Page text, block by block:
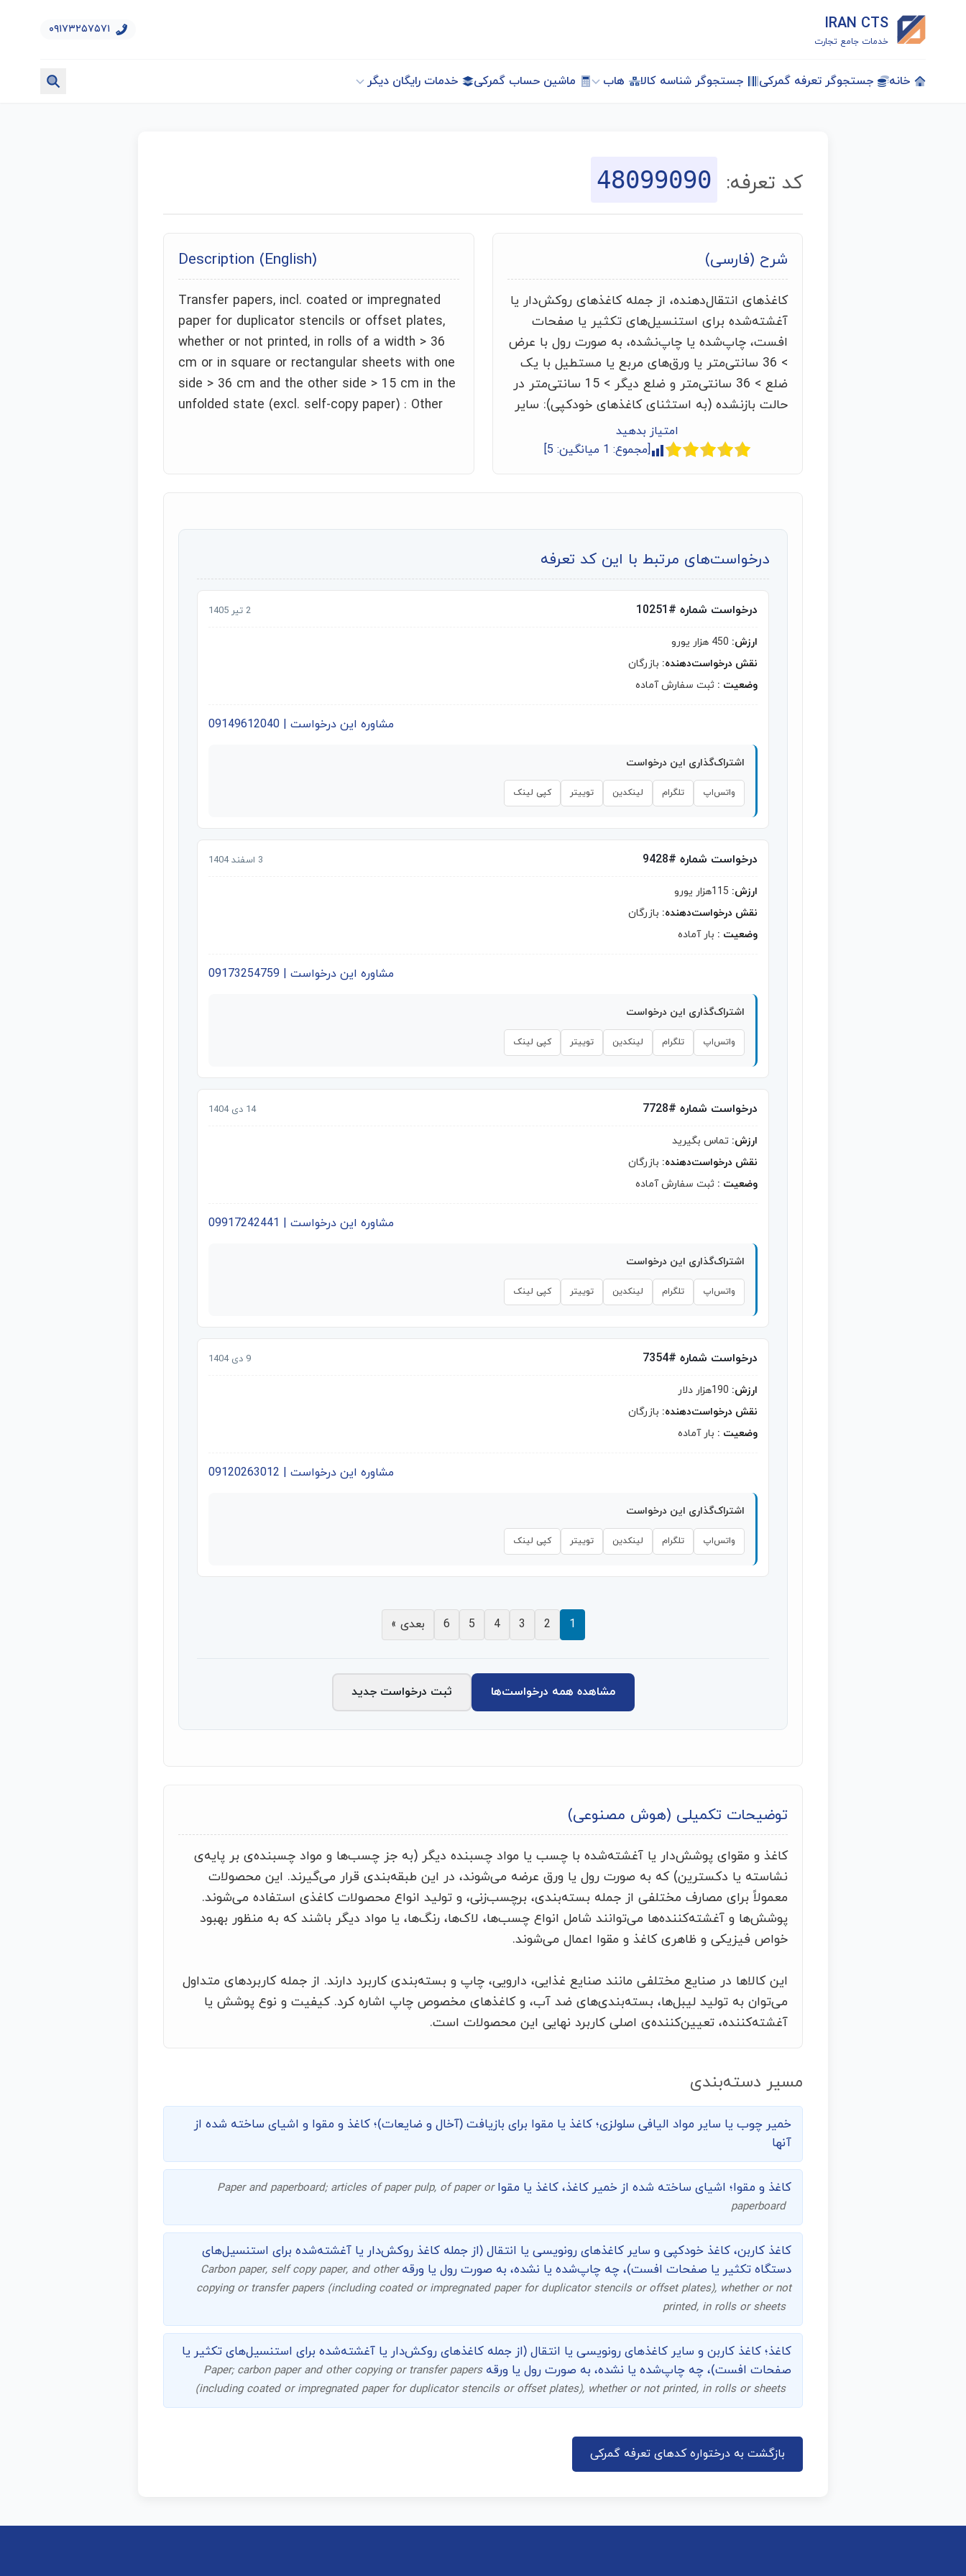
IRAN CTS
خدمات جامع تجارت
۰۹۱۷۳۲۵۷۵۷۱
خانه جستجوگر تعرفه گمرکی جستجوگر شناسه کالا هاب ماشین حساب گمرکی خدمات رایگان دیگر
کد تعرفه: 48099090
شرح (فارسی)
کاغذهای انتقال‌دهنده، از جمله کاغذهای روکش‌دار یا
آغشته‌شده برای استنسیل‌های تکثیر یا صفحات
افست، چاپ‌شده یا چاپ‌نشده، به صورت رول با عرض
> 36 سانتی‌متر یا ورق‌های مربع یا مستطیل با یک
ضلع > 36 سانتی‌متر و ضلع دیگر > 15 سانتی‌متر در
حالت بازنشده (به استثنای کاغذهای خودکپی): سایر
امتیاز بدهید
[مجموع: 1 میانگین: 5
]
Description (English)
Transfer papers, incl. coated or impregnated
paper for duplicator stencils or offset plates,
whether or not printed, in rolls of a width > 36
cm or in square or rectangular sheets with one
side > 36 cm and the other side > 15 cm in the
unfolded state (excl. self-copy paper) : Other
درخواست‌های مرتبط با این کد تعرفه
درخواست شماره #10251 2 تیر 1405
ارزش:
نقش درخواست‌دهنده: بازرگان
وضعیت : ثبت سفارش آماده
مشاوره این درخواست | 09149612040
اشتراک‌گذاری این درخواست
واتس‌اپ تلگرام لینکدین توییتر کپی لینک
درخواست شماره #9428 3 اسفند 1404
ارزش:
نقش درخواست‌دهنده: بازرگان
وضعیت : بار آماده
مشاوره این درخواست | 09173254759
اشتراک‌گذاری این درخواست
واتس‌اپ تلگرام لینکدین توییتر کپی لینک
درخواست شماره #7728 14 دی 1404
ارزش: تماس بگیرید
نقش درخواست‌دهنده: بازرگان
وضعیت : ثبت سفارش آماده
مشاوره این درخواست | 09917242441
اشتراک‌گذاری این درخواست
واتس‌اپ تلگرام لینکدین توییتر کپی لینک
درخواست شماره #7354 9 دی 1404
ارزش:
نقش درخواست‌دهنده: بازرگان
وضعیت : بار آماده
مشاوره این درخواست | 09120263012
اشتراک‌گذاری این درخواست
واتس‌اپ تلگرام لینکدین توییتر کپی لینک
1
2
3
4
5
6 بعدی »
مشاهده همه درخواست‌ها ثبت درخواست جدید
توضیحات تکمیلی (هوش مصنوعی)
کاغذ و مقوای پوشش‌دار یا آغشته‌شده با چسب یا مواد چسبنده دیگر (به جز چسب‌ها و مواد چسبنده‌ی بر پایه‌ی
نشاسته یا دکسترین) که به صورت رول یا ورق عرضه می‌شوند، در این طبقه‌بندی قرار می‌گیرند. این محصولات
معمولاً برای مصارف مختلفی از جمله بسته‌بندی، برچسب‌زنی، و تولید انواع محصولات کاغذی استفاده می‌شوند.
پوشش‌ها و آغشته‌کننده‌ها می‌توانند شامل انواع چسب‌ها، لاک‌ها، رنگ‌ها، یا مواد دیگر باشند که به منظور بهبود
خواص فیزیکی و ظاهری کاغذ و مقوا اعمال می‌شوند.
این کالاها در صنایع مختلفی مانند صنایع غذایی، دارویی، چاپ و بسته‌بندی کاربرد دارند. از جمله کاربردهای متداول
می‌توان به تولید لیبل‌ها، بسته‌بندی‌های ضد آب، و کاغذهای مخصوص چاپ اشاره کرد. کیفیت و نوع پوشش یا
آغشته‌کننده، تعیین‌کننده‌ی اصلی کاربرد نهایی این محصولات است.
مسیر دسته‌بندی
خمیر چوب یا سایر مواد الیافی سلولزی؛ کاغذ یا مقوا برای بازیافت (آخال و ضایعات)؛ کاغذ و مقوا و اشیای ساخته شده از
آنها
کاغذ و مقوا؛ اشیای ساخته شده از خمیر کاغذ، کاغذ یا مقواPaper and paperboard; articles of paper pulp, of paper or
paperboard
کاغذ کاربن، کاغذ خودکپی و سایر کاغذهای رونویسی یا انتقال (از جمله کاغذ روکش‌دار یا آغشته‌شده برای استنسیل‌های
دستگاه تکثیر یا صفحات افست)، چه چاپ‌شده یا نشده، به صورت رول یا ورقهCarbon paper, self copy paper, and other
copying or transfer papers (including coated or impregnated paper for duplicator stencils or offset plates), whether or not
printed, in rolls or sheets
کاغذ؛ کاغذ کاربن و سایر کاغذهای رونویسی یا انتقال (از جمله کاغذهای روکش‌دار یا آغشته‌شده برای استنسیل‌های تکثیر یا
صفحات افست)، چه چاپ‌شده یا نشده، به صورت رول یا ورقهPaper; carbon paper and other copying or transfer papers
(including coated or impregnated paper for duplicator stencils or offset plates), whether or not printed, in rolls or sheets
بازگشت به درختواره کدهای تعرفه گمرکی